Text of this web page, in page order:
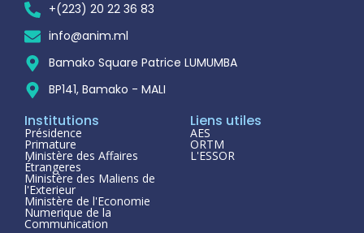
+(223) 20 22 36 83
info@anim.ml
Bamako Square Patrice LUMUMBA
BP141, Bamako - MALI
Institutions
Présidence
Primature
Ministère des Affaires
Étrangeres
Ministère des Maliens de
l'Exterieur
Ministère de l'Economie
Numerique de la
Communication
Liens utiles
AES
ORTM
L'ESSOR